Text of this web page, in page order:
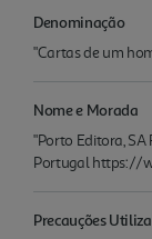
Denominação
"Cartas de um
Nome e Morada
"Porto Editora,
Portugal https://
Precauções